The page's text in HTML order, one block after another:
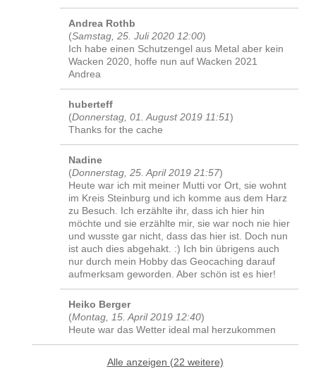
Andrea Rothb
(Samstag, 25. Juli 2020 12:00)
Ich habe einen Schutzengel aus Metal aber kein
Wacken 2020, hoffe nun auf Wacken 2021
Andrea
huberteff
(Donnerstag, 01. August 2019 11:51)
Thanks for the cache
Nadine
(Donnerstag, 25. April 2019 21:57)
Heute war ich mit meiner Mutti vor Ort, sie wohnt
im Kreis Steinburg und ich komme aus dem Harz
zu Besuch. Ich erzählte ihr, dass ich hier hin
möchte und sie erzählte mir, sie war noch nie hier
und wusste gar nicht, dass das hier ist. Doch nun
ist auch dies abgehakt. :) Ich bin übrigens auch
nur durch mein Hobby das Geocaching darauf
aufmerksam geworden. Aber schön ist es hier!
Heiko Berger
(Montag, 15. April 2019 12:40)
Heute war das Wetter ideal mal herzukommen
Alle anzeigen (22 weitere)